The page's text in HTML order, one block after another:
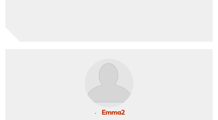
Emma2